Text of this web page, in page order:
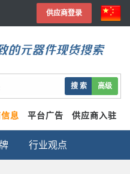
供应商登录
的元器件现货搜索
搜 索 高级
息 平台广告 供应商入驻
行业观点